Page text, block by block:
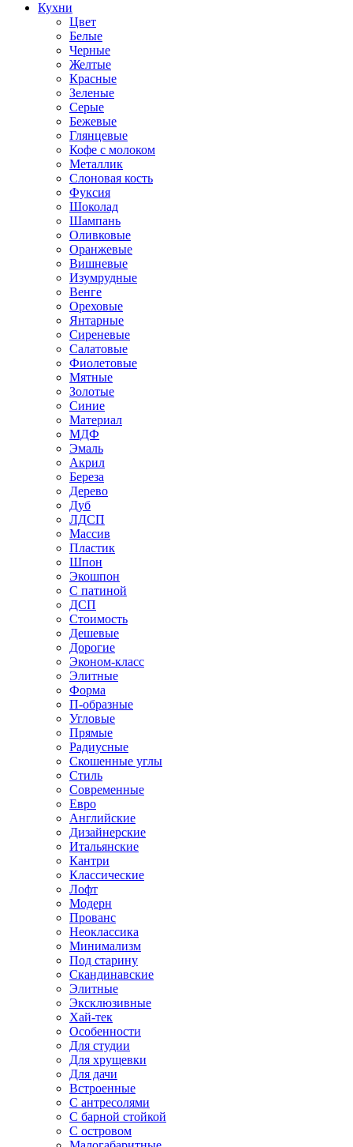
Кухни
Цвет
Белые
Черные
Желтые
Красные
Зеленые
Серые
Бежевые
Глянцевые
Кофе с молоком
Металлик
Слоновая кость
Фуксия
Шоколад
Шампань
Оливковые
Оранжевые
Вишневые
Изумрудные
Венге
Ореховые
Янтарные
Сиреневые
Салатовые
Фиолетовые
Мятные
Золотые
Синие
Материал
МДФ
Эмаль
Акрил
Береза
Дерево
Дуб
ЛДСП
Массив
Пластик
Шпон
Экошпон
С патиной
ДСП
Стоимость
Дешевые
Дорогие
Эконом-класс
Элитные
Форма
П-образные
Угловые
Прямые
Радиусные
Скошенные углы
Стиль
Современные
Евро
Английские
Дизайнерские
Итальянские
Кантри
Классические
Лофт
Модерн
Прованс
Неоклассика
Минимализм
Под старину
Скандинавские
Элитные
Эксклюзивные
Хай-тек
Особенности
Для студии
Для хрущевки
Для дачи
Встроенные
С антресолями
С барной стойкой
С островом